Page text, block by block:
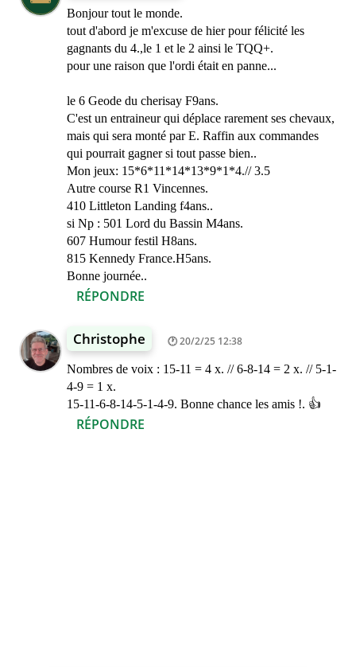
Bonjour tout le monde.
tout d'abord je m'excuse de hier pour félicité les
gagnants du 4.,le 1 et le 2 ainsi le TQQ+.
pour une raison que l'ordi était en panne...
le 6 Geode du cherisay F9ans.
C'est un entraineur qui déplace rarement ses chevaux,
mais qui sera monté par E. Raffin aux commandes
qui pourrait gagner si tout passe bien..
Mon jeux: 15*6*11*14*13*9*1*4.// 3.5
Autre course R1 Vincennes.
410 Littleton Landing f4ans..
si Np : 501 Lord du Bassin M4ans.
607 Humour festil H8ans.
815 Kennedy France.H5ans.
Bonne journée..
RÉPONDRE
Christophe 20/2/25 12:38
Nombres de voix : 15-11 = 4 x. // 6-8-14 = 2 x. // 5-1-
4-9 = 1 x.
15-11-6-8-14-5-1-4-9. Bonne chance les amis !. 👍
RÉPONDRE